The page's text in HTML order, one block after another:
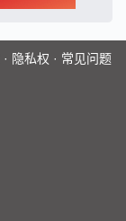
· 隐私权 · 常见问题